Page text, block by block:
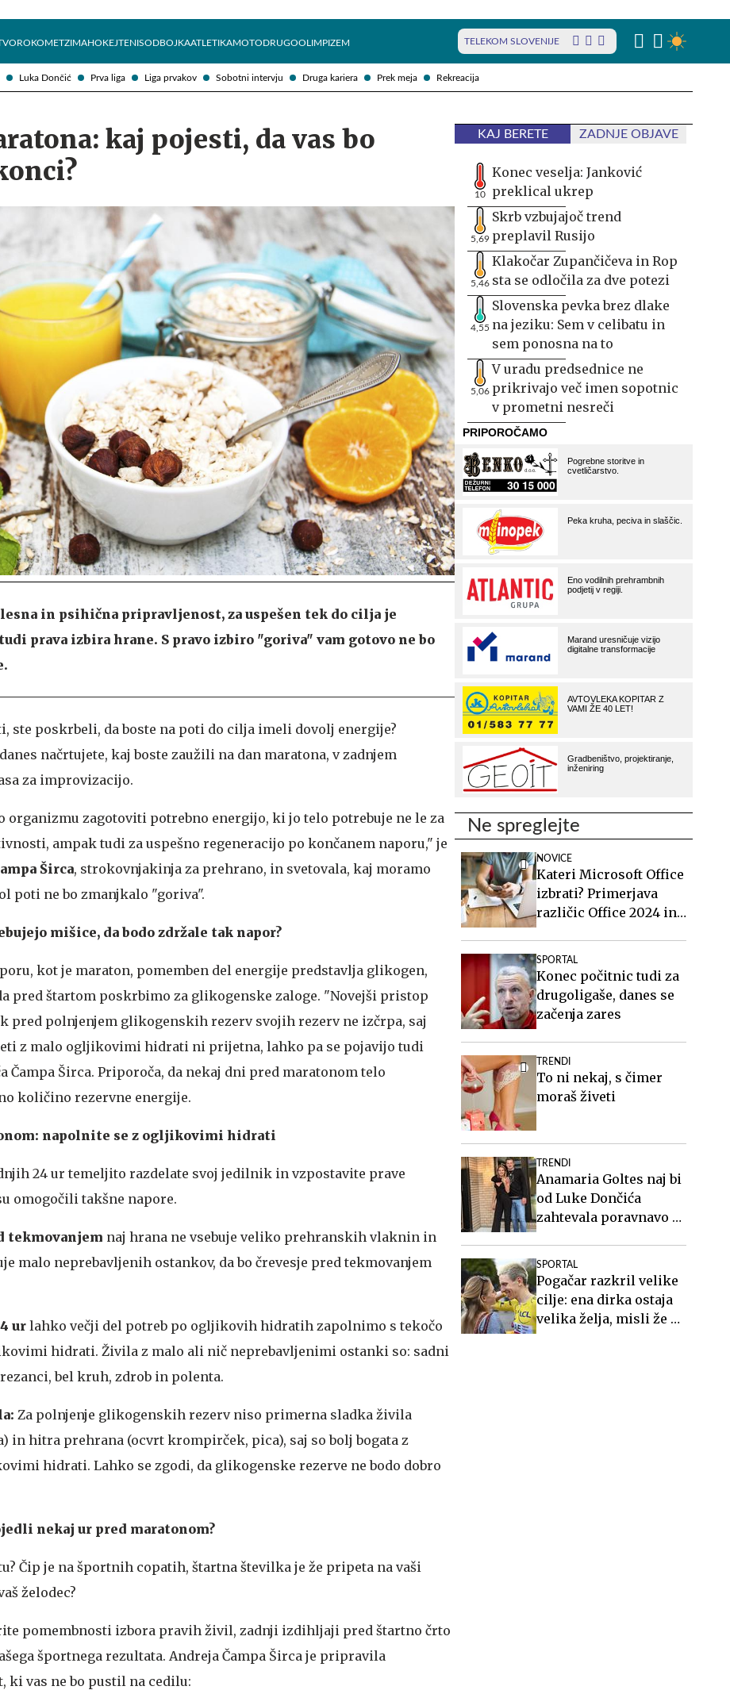
Luka Dončić Prva liga Liga prvakov Sobotni intervju Druga kariera Prek meja Rekreacija
ROKOMETZIMAHOKEJTENISODBOJKAATLETIKAMOTODRUGOOLIMPIZEM TELEKOM SLOVENIJE
kaj pojesti, da vas bo
in psihična pripravljenost, za uspešen tek do cilja je
prava izbira hrane. S pravo izbiro "goriva" vam gotovo ne bo
ste poskrbeli, da boste na poti do cilja imeli dovolj energije?
načrtujete, kaj boste zaužili na dan maratona, v zadnjem
za improvizacijo.
organizmu zagotoviti potrebno energijo, ki jo telo potrebuje ne le za
ampak tudi za uspešno regeneracijo po končanem naporu," je
Širca, strokovnjakinja za prehrano, in svetovala, kaj moramo
poti ne bo zmanjkalo "goriva".
mišice, da bodo zdržale tak napor?
kot je maraton, pomemben del energije predstavlja glikogen,
pred štartom poskrbimo za glikogenske zaloge. "Novejši pristop
pred polnjenjem glikogenskih rezerv svojih rezerv ne izčrpa, saj
z malo ogljikovimi hidrati ni prijetna, lahko pa se pojavijo tudi
Čampa Širca. Priporoča, da nekaj dni pred maratonom telo
količino rezervne energije.
napolnite se z ogljikovimi hidrati
24 ur temeljito razdelate svoj jedilnik in vzpostavite prave
omogočili takšne napore.
tekmovanjem naj hrana ne vsebuje veliko prehranskih vlaknin in
malo neprebavljenih ostankov, da bo črevesje pred tekmovanjem
ur lahko večji del potreb po ogljikovih hidratih zapolnimo s tekočo
hidrati. Živila z malo ali nič neprebavljenimi ostanki so: sadni
bel kruh, zdrob in polenta.
Za polnjenje glikogenskih rezerv niso primerna sladka živila
in hitra prehrana (ocvrt krompirček, pica), saj so bolj bogata z
hidrati. Lahko se zgodi, da glikogenske rezerve ne bodo dobro
nekaj ur pred maratonom?
Čip je na športnih copatih, štartna številka je že pripeta na vaši
želodec?
pomembnosti izbora pravih živil, zadnji izdihljaji pred štartno črto
športnega rezultata. Andreja Čampa Širca je pripravila
ki vas ne bo pustil na cedilu:
KAJ BERETE ZADNJE OBJAVE
10
Konec veselja: Janković
preklical ukrep
5,69
Skrb vzbujajoč trend
preplavil Rusijo
5,46
Klakočar Zupančičeva in Rop
sta se odločila za dve potezi
4,55
Slovenska pevka brez dlake
na jeziku: Sem v celibatu in
sem ponosna na to
5,06
V uradu predsednice ne
prikrivajo več imen sopotnic
v prometni nesreči
Ne spreglejte
NOVICE
Kateri Microsoft Office
izbrati? Primerjava
različic Office 2024 in
SPORTAL
Konec počitnic tudi za
drugoligaše, danes se
začenja zares
TRENDI
To ni nekaj, s čimer
moraš živeti
TRENDI
Anamaria Goltes naj bi
od Luke Dončića
zahtevala poravnavo v
SPORTAL
Pogačar razkril velike
cilje: ena dirka ostaja
velika želja, misli že na